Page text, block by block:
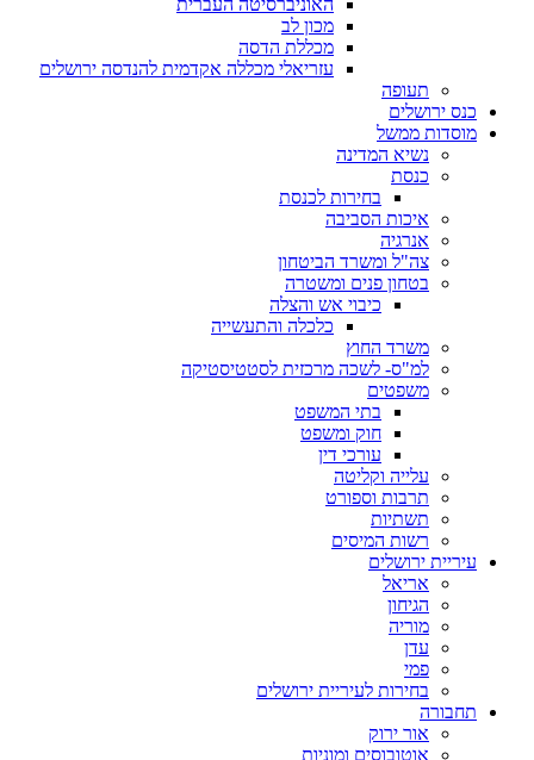
האוניברסיטה העברית
מכון לב
מכללת הדסה
עזריאלי מכללה אקדמית להנדסה ירושלים
תעופה
כנס ירושלים
מוסדות ממשל
נשיא המדינה
כנסת
בחירות לכנסת
איכות הסביבה
אנרגיה
צה"ל ומשרד הביטחון
בטחון פנים ומשטרה
כיבוי אש והצלה
כלכלה והתעשייה
משרד החוץ
למ"ס- לשכה מרכזית לסטטיסטיקה
משפטים
בתי המשפט
חוק ומשפט
עורכי דין
עלייה וקליטה
תרבות וספורט
תשתיות
רשות המיסים
עיריית ירושלים
אריאל
הגיחון
מוריה
עדן
פמי
בחירות לעיריית ירושלים
תחבורה
אור ירוק
אוטובוסים ומוניות